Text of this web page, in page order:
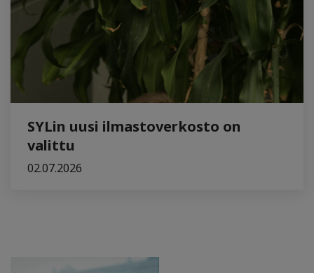
SYLin uusi ilmastoverkosto on
valittu
02.07.2026